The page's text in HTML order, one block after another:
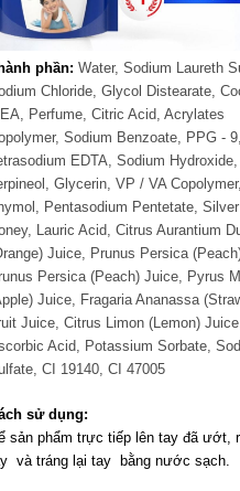
phần: Water, Sodium Laureth
Chloride, Glycol Distearate,
Perfume, Citric Acid, Acrylates
Sodium Benzoate, PPG - 9,
EDTA, Sodium Hydroxide,
Glycerin, VP / VA Copolymer,
Pentasodium Pentetate,
Lauric Acid, Citrus Aurantium
Juice, Prunus Persica
Persica (Peach) Juice, Pyrus
Juice, Fragaria Ananassa
Juice, Citrus Limon (Lemon)
Acid, Potassium Sorbate,
CI 19140, CI 47005
sử dụng:
sản phẩm trực tiếp lên tay đã ướt,
và tráng lại tay bằng nước sạch.